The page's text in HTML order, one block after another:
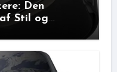
Den
Stil og